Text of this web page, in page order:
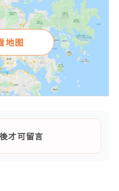
地图
後才可留言